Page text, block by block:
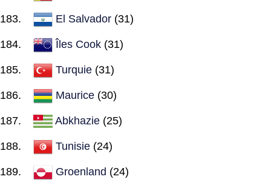
El Salvador (31)
Îles Cook (31)
Turquie (31)
Maurice (30)
Abkhazie (25)
Tunisie (24)
Groenland (24)